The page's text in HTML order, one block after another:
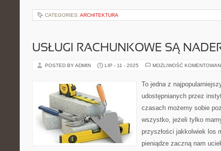
CATEGORIES: ARCHITEKTURA
USŁUGI RACHUNKOWE SĄ
POSTED BY ADMIN LIP - 11 - 2025 MOŻLIWOŚĆ
To jedna z
udostępnianych przez
czasach możemy sobie
wszystko, jeżeli tylko
przyszłości jakkolwiek los
pieniądze zaczną nam